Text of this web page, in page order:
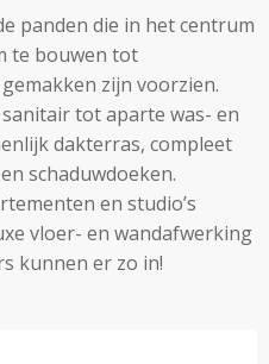
panden die in het centrum
te bouwen tot
zijn voorzien.
tot aparte was- en
dakterras, compleet
schaduwdoeken.
en studio’s
vloer- en wandafwerking
kunnen er zo in!